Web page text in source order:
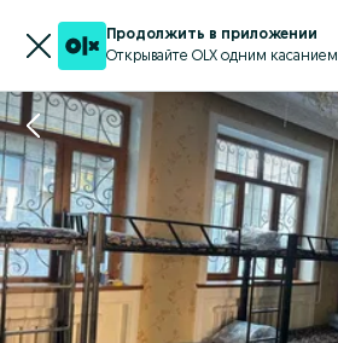
Продолжить в приложении
Открывайте OLX одним касанием